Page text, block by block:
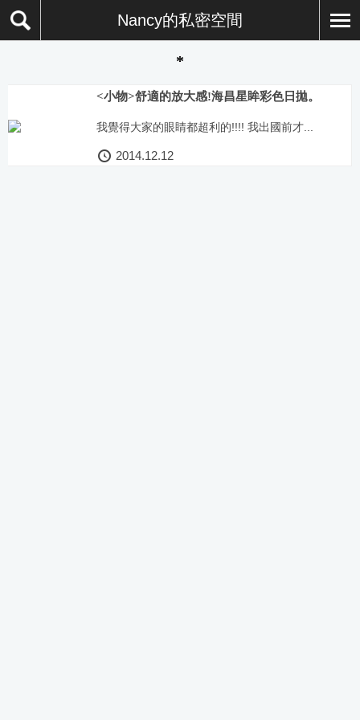
Nancy的私密空間
*
<小物>舒適的放大感!海昌星眸彩色日拋。
我覺得大家的眼睛都超利的!!!! 我出國前才...
2014.12.12